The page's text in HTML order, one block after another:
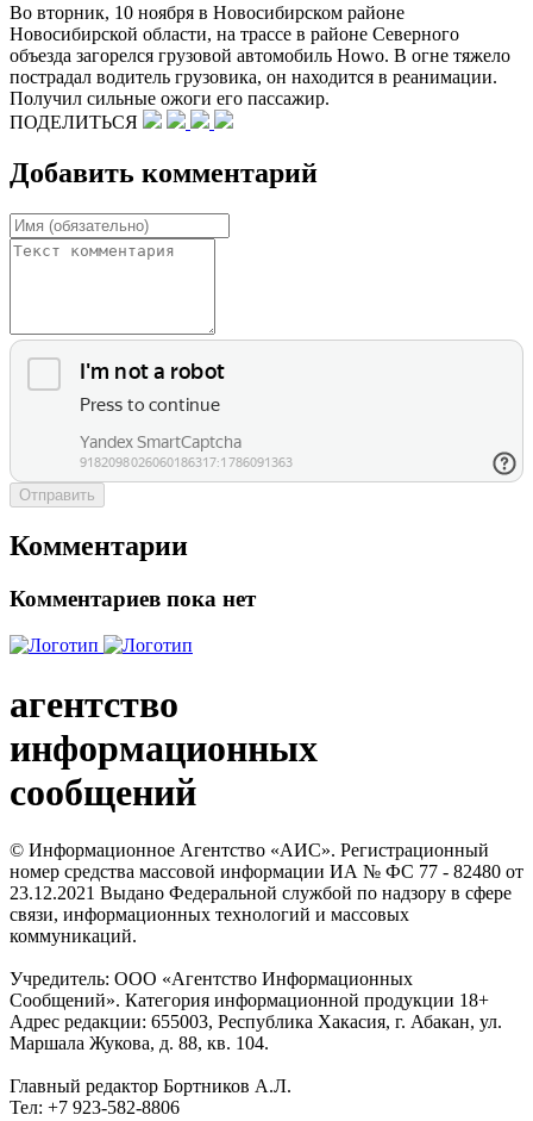
Во вторник, 10 ноября в Новосибирском районе
Новосибирской области, на трассе в районе Северного
объезда загорелся грузовой автомобиль Howo. В огне тяжело
пострадал водитель грузовика, он находится в реанимации.
Получил сильные ожоги его пассажир.
ПОДЕЛИТЬСЯ
Добавить комментарий
Отправить
Комментарии
Комментариев пока нет
агентство
информационных
сообщений
© Информационное Агентство «АИС». Регистрационный
номер средства массовой информации ИА № ФС 77 - 82480 от
23.12.2021 Выдано Федеральной службой по надзору в сфере
связи, информационных технологий и массовых
коммуникаций.
Учредитель: ООО «Агентство Информационных
Сообщений». Категория информационной продукции 18+
Адрес редакции: 655003, Республика Хакасия, г. Абакан, ул.
Маршала Жукова, д. 88, кв. 104.
Главный редактор Бортников А.Л.
Тел: +7 923-582-8806